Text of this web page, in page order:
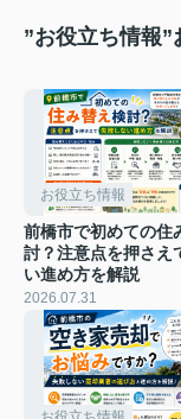
”お役立ち情報
お役立ち情報
前橋市で初めての住
討？注意点を押さえ
い進め方を解説
2026.07.31